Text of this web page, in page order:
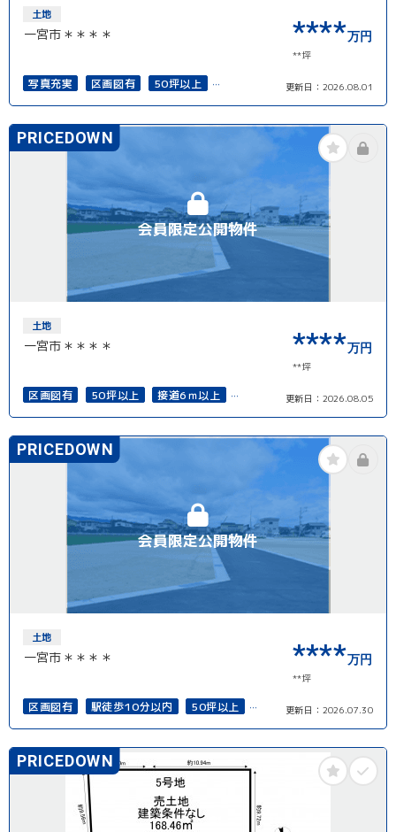
土地
一宮市＊＊＊＊ ****万円
**坪
写真充実 区画図有
50坪以上
更新日： 2026.08.01
会員限定公開物件
PRICEDOWN
土地
一宮市＊＊＊＊ ****万円
**坪
区画図有 50坪以上
接道6ｍ以上
更新日： 2026.08.05
会員限定公開物件
PRICEDOWN
土地
一宮市＊＊＊＊ ****万円
**坪
区画図有 駅徒歩10分以内
50坪以上
更新日： 2026.07.30
PRICEDOWN